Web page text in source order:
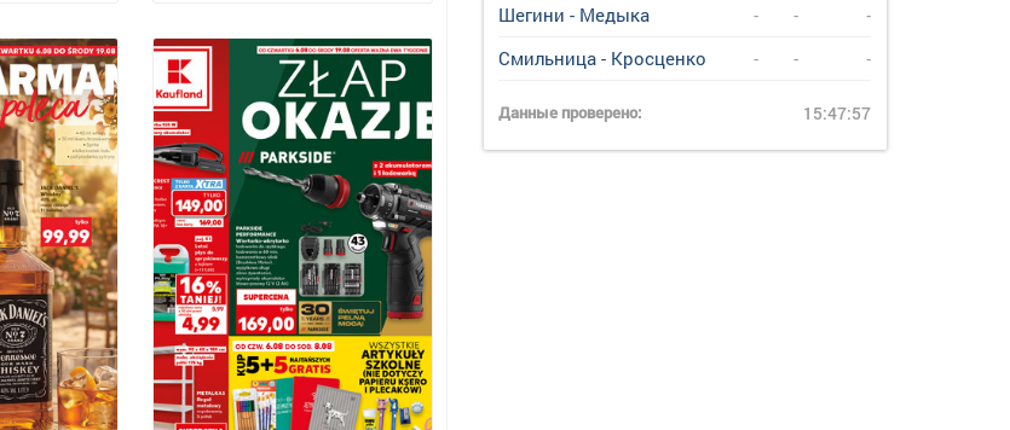
Шегини - Медыка
- -
-
Смильница - Кросценко
- - -
Данные проверено: 15:47:57